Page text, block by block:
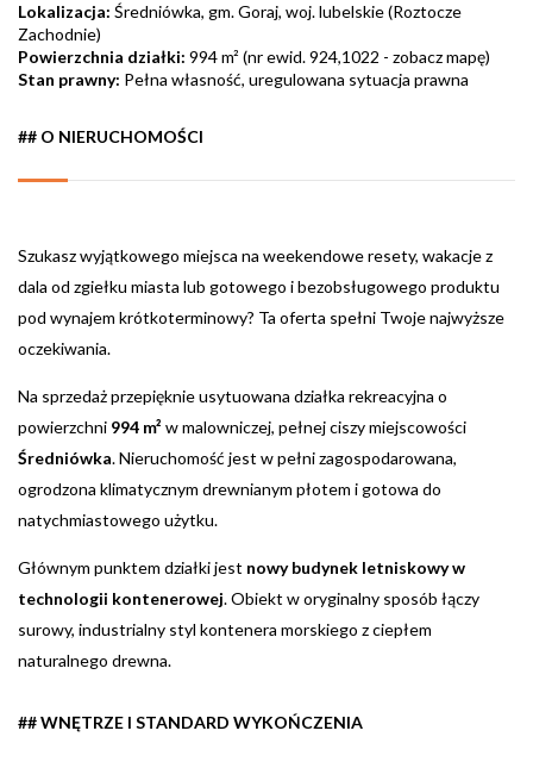
Lokalizacja: Średniówka, gm. Goraj, woj. lubelskie (Roztocze
Zachodnie)
Powierzchnia działki: 994 m² (nr ewid. 924,1022 - zobacz mapę)
Stan prawny: Pełna własność, uregulowana sytuacja prawna
## O NIERUCHOMOŚCI
Szukasz wyjątkowego miejsca na weekendowe resety, wakacje z
dala od zgiełku miasta lub gotowego i bezobsługowego produktu
pod wynajem krótkoterminowy? Ta oferta spełni Twoje najwyższe
oczekiwania.
Na sprzedaż przepięknie usytuowana działka rekreacyjna o
powierzchni 994 m² w malowniczej, pełnej ciszy miejscowości
Średniówka. Nieruchomość jest w pełni zagospodarowana,
ogrodzona klimatycznym drewnianym płotem i gotowa do
natychmiastowego użytku.
Głównym punktem działki jest nowybudynek letniskowy w
technologii kontenerowej. Obiekt w oryginalny sposób łączy
surowy, industrialny styl kontenera morskiego z ciepłem
naturalnego drewna.
## WNĘTRZE I STANDARD WYKOŃCZENIA